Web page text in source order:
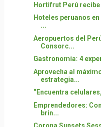
Hortifrut Perú
Hoteles peruanos
...
Aeropuertos del
Consorc...
Gastronomía: 4
Aprovecha al
estrategia...
“Encuentra
Emprendedores:
brin...